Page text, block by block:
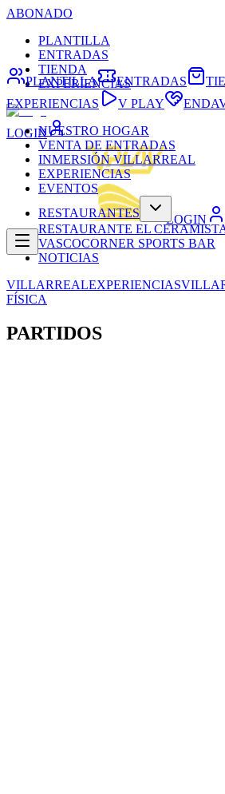
ABONADO
PLANTILLA
ENTRADAS
TIENDA
EXPERIENCIAS
LOGIN
LOGIN
PLANTILLA ENTRADAS
EXPERIENCIAS
V PLAY
NUESTRO HOGAR
VENTA DE ENTRADAS
INMERSIÓN VILLARREAL
EXPERIENCIAS
EVENTOS
RESTAURANTES
RESTAURANTE EL
VASCOCORNER SPORTS BAR
NOTICIAS
VILLARREALEXPERIENCIAS
FÍSICA
PARTIDOS